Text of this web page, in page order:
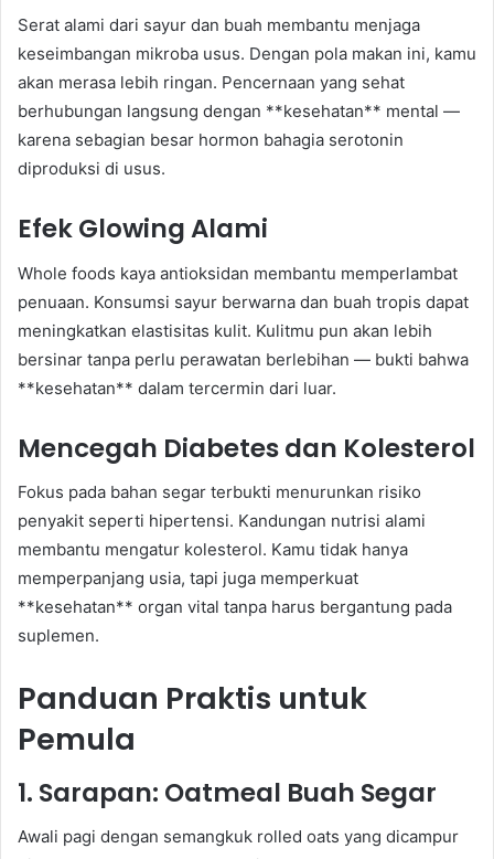
Serat alami dari sayur dan buah membantu menjaga
keseimbangan mikroba usus. Dengan pola makan ini, kamu
akan merasa lebih ringan. Pencernaan yang sehat
berhubungan langsung dengan **kesehatan** mental —
karena sebagian besar hormon bahagia serotonin
diproduksi di usus.
Efek Glowing Alami
Whole foods kaya antioksidan membantu memperlambat
penuaan. Konsumsi sayur berwarna dan buah tropis dapat
meningkatkan elastisitas kulit. Kulitmu pun akan lebih
bersinar tanpa perlu perawatan berlebihan — bukti bahwa
**kesehatan** dalam tercermin dari luar.
Mencegah Diabetes dan Kolesterol
Fokus pada bahan segar terbukti menurunkan risiko
penyakit seperti hipertensi. Kandungan nutrisi alami
membantu mengatur kolesterol. Kamu tidak hanya
memperpanjang usia, tapi juga memperkuat
**kesehatan** organ vital tanpa harus bergantung pada
suplemen.
Panduan Praktis untuk
Pemula
1. Sarapan: Oatmeal Buah Segar
Awali pagi dengan semangkuk rolled oats yang dicampur